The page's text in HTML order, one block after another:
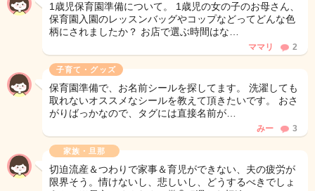
1歳児保育園準備について。 1歳児の女の子のお母さん、
保育園入園のレッスンバッグやコップなどってどんな色
柄にされましたか？ お店で選ぶ時間はな…
ママリ 2
子育て・グッズ
保育園準備で、お名前シールを探してます。 洗濯しても
取れないオススメなシールを教えて頂きたいです。 おさ
がりばっかなので、タグには直接名前が…
みー 3
家族・旦那
切迫流産＆つわりで家事＆育児ができない、夫の疲労が
限界そう。情けないし、悲しいし、どうするべきでしょ